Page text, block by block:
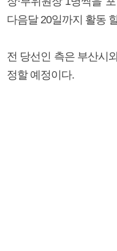
다음달 20일까지 활동
전 당선인 측은 부산시
정할 예정이다.